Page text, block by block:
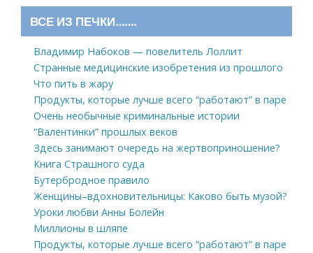
ВСЕ ИЗ ПЕЧКИ…….
Владимир Набоков — повелитель Лоллит
Странные медицинские изобретения из прошлого
Что пить в жару
Продукты, которые лучше всего “работают” в паре
Очень необычные криминальные истории
“Валентинки” прошлых веков
Здесь занимают очередь на жертвоприношение?
Книга Страшного суда
Бутербродное правило
Женщины–вдохновительницы: Каково быть музой?
Уроки любви Анны Болейн
Миллионы в шляпе
Продукты, которые лучше всего “работают” в паре